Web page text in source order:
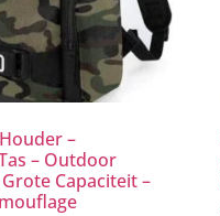
–
– Outdoor
Capaciteit –